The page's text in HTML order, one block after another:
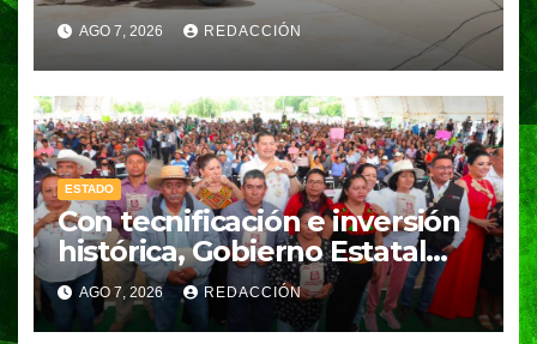
AGO 7, 2026 REDACCIÓN
ESTADO
Con tecnificación e inversión
histórica, Gobierno Estatal
impulsa la revolución del
campo
AGO 7, 2026 REDACCIÓN